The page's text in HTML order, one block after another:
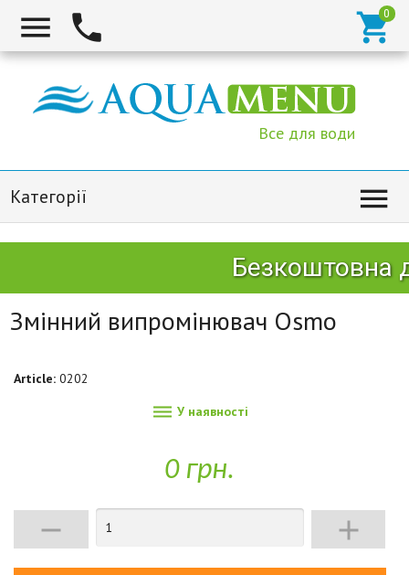
  
Все для води
Категорії 
Безкоштовна
Змінний випромінювач Osmo
Article: 0202
 У наявності
0 грн.
 